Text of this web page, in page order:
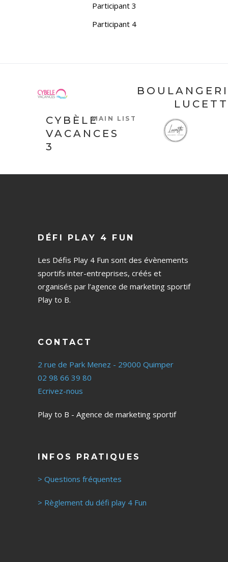
Participant 3
Participant 4
CYBÈLE
VACANCES
3
MAIN LIST
DÉFI PLAY 4 FUN
Les Défis Play 4 Fun sont des évènements
sportifs inter-entreprises, créés et
organisés par l’agence de marketing sportif
Play to B.
CONTACT
2 rue de Park Menez - 29000 Quimper
02 98 66 39 80
Ecrivez-nous
Play to B - Agence de marketing sportif
INFOS PRATIQUES
> Questions fréquentes
> Règlement du défi play 4 Fun